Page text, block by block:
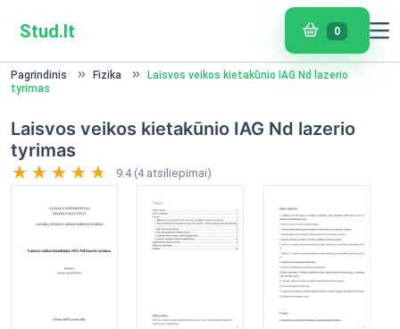
Stud.lt 0
Pagrindinis Fizika
Laisvos veikos kietakūnio IAG Nd lazerio
tyrimas
Laisvos veikos kietakūnio IAG Nd lazerio
tyrimas
9.4 (4 atsiliepimai)